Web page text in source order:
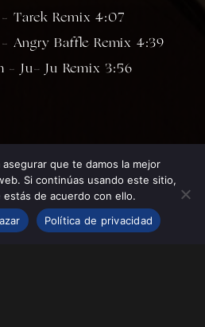
Tarek Remix 4:07
Angry Baffle Remix 4:39
– Ju- Ju Remix 3:56
que te damos la mejor
Si continúas usando este sitio,
estás de acuerdo con ello.
Política de privacidad